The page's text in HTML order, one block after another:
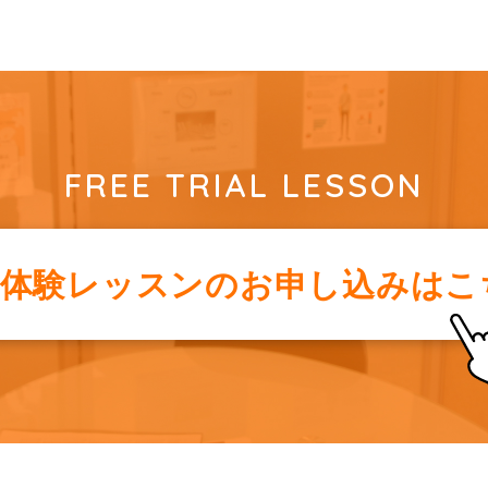
FREE TRIAL LESSON
験レッスンのお申し込みは